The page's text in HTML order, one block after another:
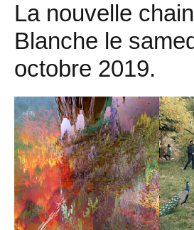
La nouvelle
Blanche le
octobre 2019.